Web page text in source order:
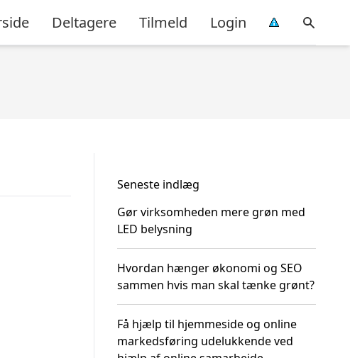
Deltagere Tilmeld Login
Seneste indlæg
Gør virksomheden mere grøn med
LED belysning
Hvordan hænger økonomi og SEO
sammen hvis man skal tænke grønt?
Få hjælp til hjemmeside og online
markedsføring udelukkende ved